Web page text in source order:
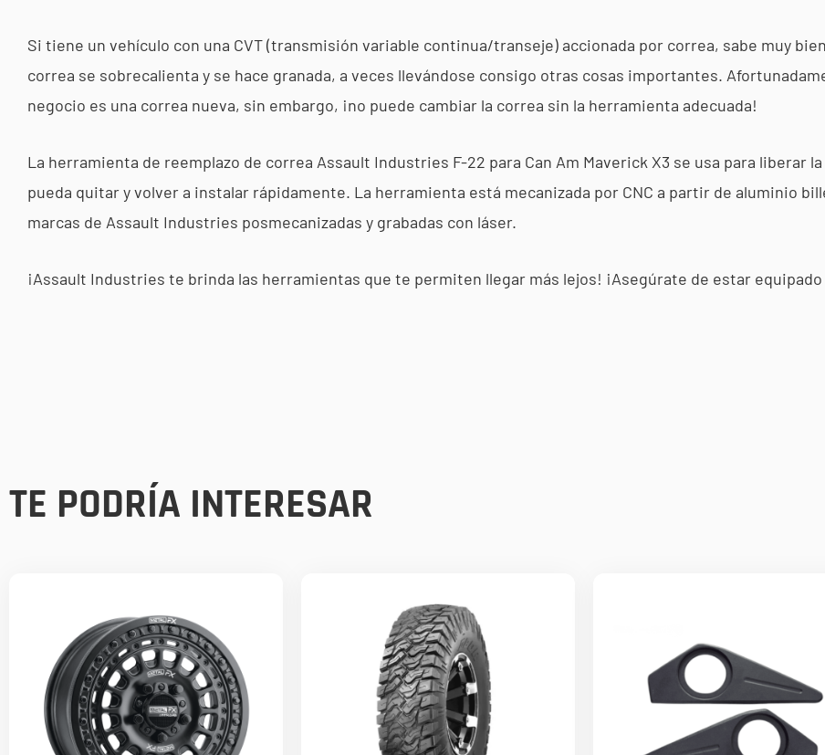
Si tiene un vehículo con una CVT (transmisión variable continua/transeje) accionada por correa, sabe muy
correa se sobrecalienta y se hace granada, a veces llevándose consigo otras cosas importantes.
negocio es una correa nueva, sin embargo, ¡no puede cambiar la correa sin la herramienta adecuada!
La herramienta de reemplazo de correa Assault Industries F-22 para Can Am Maverick X3 se usa para liberar
pueda quitar y volver a instalar rápidamente. La herramienta está mecanizada por CNC a partir de aluminio
marcas de Assault Industries posmecanizadas y grabadas con láser.
¡Assault Industries te brinda las herramientas que te permiten llegar más lejos! ¡Asegúrate de estar
TE PODRÍA INTERESAR